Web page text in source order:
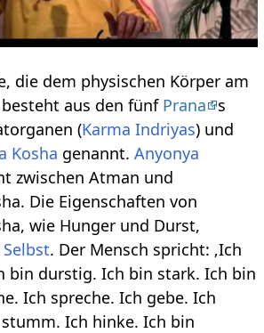
die dem physischen Körper am
aus den fünf Prana
s
(Karma Indriyas) und
Kosha genannt.Anyonya
zwischen Atman und
Die Eigenschaften von
wie Hunger und Durst,
Selbst. Der Mensch spricht: ‚Ich
bin durstig. Ich bin stark. Ich bin
Ich spreche. Ich gebe. Ich
Ich hinke. Ich bin